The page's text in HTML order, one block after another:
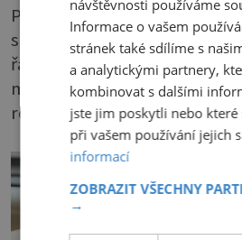
Poté květináč zakryjte
sáčkem. Asi za 8 týdnů
řapíku začnou vyrůstat nové
můžete nechat tak nebo je
rozdělit.
návštěvnosti používáme
Informace o vašem
stránek také sdílíme s
a analytickými partnery,
kombinovat s dalšími
jste jim poskytli nebo
při vašem používání jejich
informací
ZOBRAZIT VŠECHNY
→